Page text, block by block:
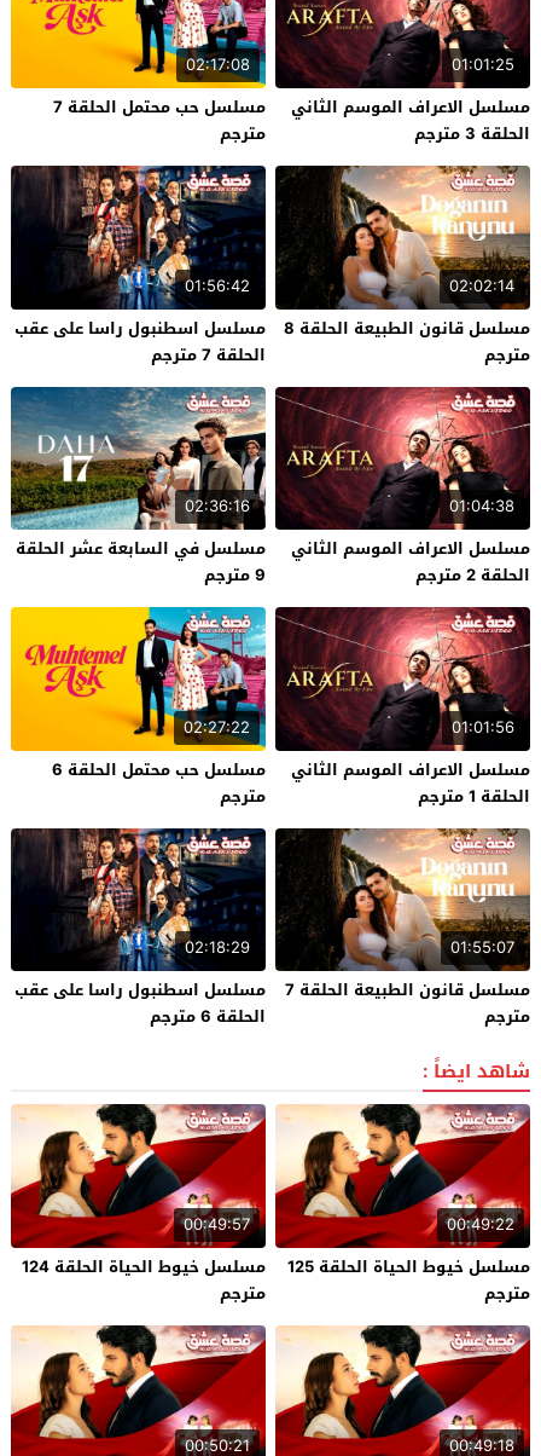
01:01:25
مسلسل الاعراف الموسم الثاني
الحلقة 3 مترجم
02:17:08
مسلسل حب محتمل الحلقة 7
مترجم
02:02:14
مسلسل قانون الطبيعة الحلقة 8
مترجم
01:56:42
مسلسل اسطنبول راسا على عقب
الحلقة 7 مترجم
01:04:38
مسلسل الاعراف الموسم الثاني
الحلقة 2 مترجم
02:36:16
مسلسل في السابعة عشر الحلقة
9 مترجم
01:01:56
مسلسل الاعراف الموسم الثاني
الحلقة 1 مترجم
02:27:22
مسلسل حب محتمل الحلقة 6
مترجم
01:55:07
مسلسل قانون الطبيعة الحلقة 7
مترجم
02:18:29
مسلسل اسطنبول راسا على عقب
الحلقة 6 مترجم
شاهد ايضاً :
00:49:22
مسلسل خيوط الحياة الحلقة 125
مترجم
00:49:57
مسلسل خيوط الحياة الحلقة 124
مترجم
00:49:18
00:50:21